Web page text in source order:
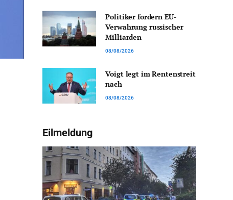
Politiker fordern EU-
Verwahrung russischer
Milliarden
08/08/2026
Voigt legt im Rentenstreit
nach
08/08/2026
Eilmeldung